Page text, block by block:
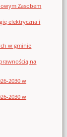
Zasobem
elektryczna i
w gminie
na
2030 w
2030 w